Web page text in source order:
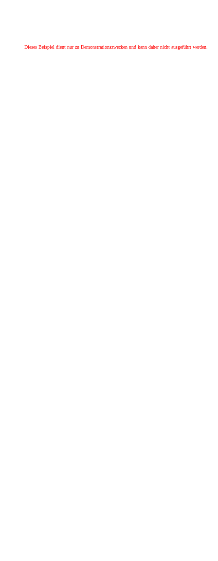
Dieses Beispiel dient nur zu Demonstrationszwecken und kann daher nicht ausgeführt werden.